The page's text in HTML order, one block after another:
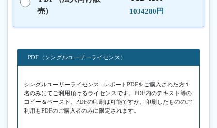
売）
1034280円
PDF（シングルユーザーライセンス）
シングルユーザーライセンス : レポートPDFをご購入された方１
名のみにてご利用頂けるライセンスです。PDF内のテキスト等の
コピー＆ペースト、PDFの印刷は可能ですが、印刷したもののご
利用もPDFのご購入者のみに限定されます。